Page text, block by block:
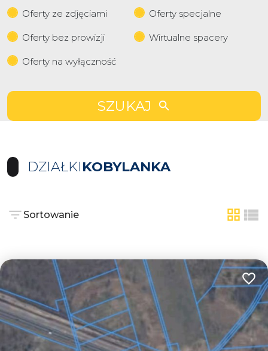
Oferty ze zdjęciami
Oferty specjalne
Oferty bez prowizji Wirtualne spacery
Oferty na wyłączność
SZUKAJ
DZIAŁKIKOBYLANKA
Sortowanie
tabela